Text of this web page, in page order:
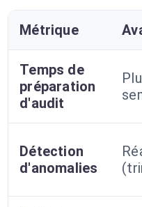
Métrique
Temps de
préparation
d'audit
Détection
d'anomalies